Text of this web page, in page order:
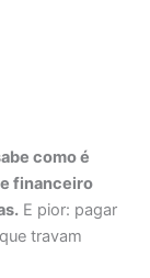
como é
financeiro
E pior: pagar
travam